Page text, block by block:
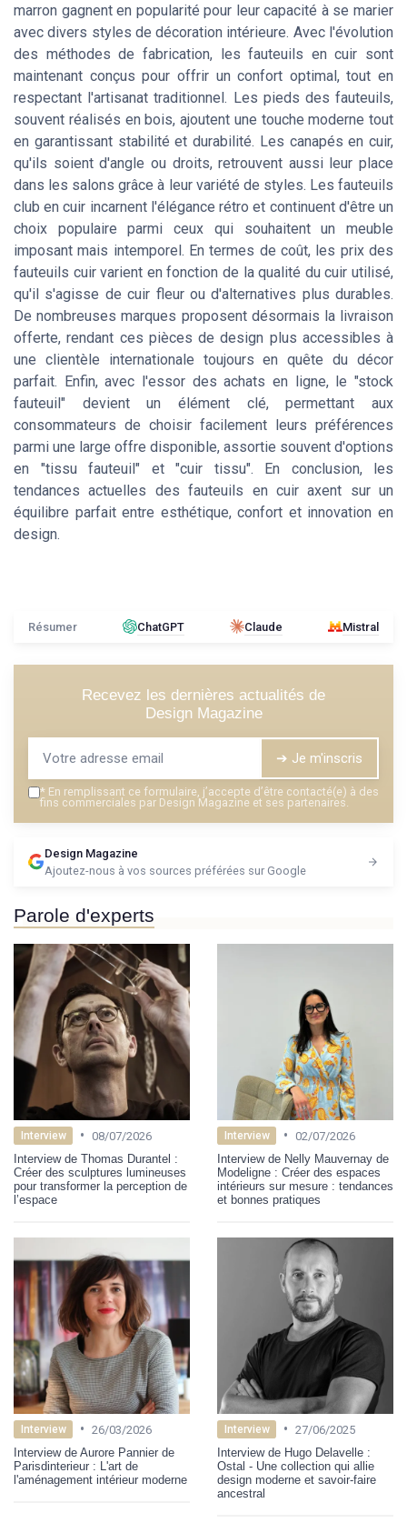
marron gagnent en popularité pour leur capacité à se marier
avec divers styles de décoration intérieure. Avec l'évolution
des méthodes de fabrication, les fauteuils en cuir sont
maintenant conçus pour offrir un confort optimal, tout en
respectant l'artisanat traditionnel. Les pieds des fauteuils,
souvent réalisés en bois, ajoutent une touche moderne tout
en garantissant stabilité et durabilité. Les canapés en cuir,
qu'ils soient d'angle ou droits, retrouvent aussi leur place
dans les salons grâce à leur variété de styles. Les fauteuils
club en cuir incarnent l'élégance rétro et continuent d'être un
choix populaire parmi ceux qui souhaitent un meuble
imposant mais intemporel. En termes de coût, les prix des
fauteuils cuir varient en fonction de la qualité du cuir utilisé,
qu'il s'agisse de cuir fleur ou d'alternatives plus durables.
De nombreuses marques proposent désormais la livraison
offerte, rendant ces pièces de design plus accessibles à
une clientèle internationale toujours en quête du décor
parfait. Enfin, avec l'essor des achats en ligne, le "stock
fauteuil" devient un élément clé, permettant aux
consommateurs de choisir facilement leurs préférences
parmi une large offre disponible, assortie souvent d'options
en "tissu fauteuil" et "cuir tissu". En conclusion, les
tendances actuelles des fauteuils en cuir axent sur un
équilibre parfait entre esthétique, confort et innovation en
design.
Résumer ChatGPT Claude Mistral
Recevez les dernières actualités de
Design Magazine
➔ Je m'inscris
* En remplissant ce formulaire, j’accepte d’être contacté(e) à des
fins commerciales par Design Magazine et ses partenaires.
Design Magazine
Ajoutez-nous à vos sources préférées sur Google
Parole d'experts
Interview • 08/07/2026
Interview de Thomas Durantel :
Créer des sculptures lumineuses
pour transformer la perception de
l’espace
Interview • 02/07/2026
Interview de Nelly Mauvernay de
Modeligne : Créer des espaces
intérieurs sur mesure : tendances
et bonnes pratiques
Interview • 26/03/2026
Interview de Aurore Pannier de
Parisdinterieur : L'art de
l'aménagement intérieur moderne
Interview • 27/06/2025
Interview de Hugo Delavelle :
Ostal - Une collection qui allie
design moderne et savoir-faire
ancestral